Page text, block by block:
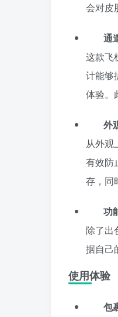
会对皮
通
这款飞
计能够
体验。
外
从外观
有效防
存，同
功
除了出
据自己
使用体验
包